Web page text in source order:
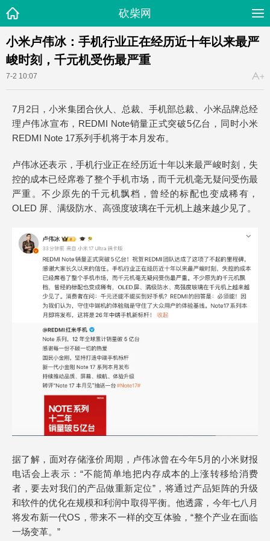
砍柴网
小米卢伟冰：手机行业正在经历近十年以来最严
峻时刻，千元机受伤最严重
7-2 10:07
7月2日，小米集团合伙人、总裁、手机部总裁、小米品牌总经
理卢伟冰宣布，REDMI Note销量正式突破5亿台，同时小米
REDMI Note 17系列手机将于本月发布。
卢伟冰还表示，手机行业正在经历近十年以来最严峻时刻，失
控的成本已经席卷了整个手机市场，而千元机毫无疑问受伤最
严重。不少原先的千元机飘档，曾经的标配也变成稀有，
OLED 屏、满级防水、高强度玻璃在千元机上越来越少见了。
据了解，面对存储涨价周期，卢伟冰曾在今年5月的小米财报
电话会上表示：“不能简单地把内存成本的上涨转移给消费
者，要去对我们的产品做重新定位”，将通过产品矩阵的升级
和软件的优化在规模和利润中取得平衡。他透露，今年七八月
将发布新一代OS，带来不一样的交互体验，“整个产业在面临
一场变革。”